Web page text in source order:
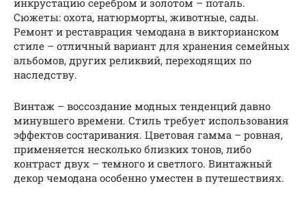
Сюжеты: охота, натюрморты, животные, сады.
Ремонт и реставрация чемодана в викторианском
стиле – отличный вариант для хранения семейных
альбомов, других реликвий, переходящих по
наследству.
Винтаж – воссоздание модных тенденций давно
минувшего времени. Стиль требует использования
эффектов состаривания. Цветовая гамма – ровная,
применяется несколько близких тонов, либо
контраст двух – темного и светлого. Винтажный
декор чемодана особенно уместен в путешествиях.